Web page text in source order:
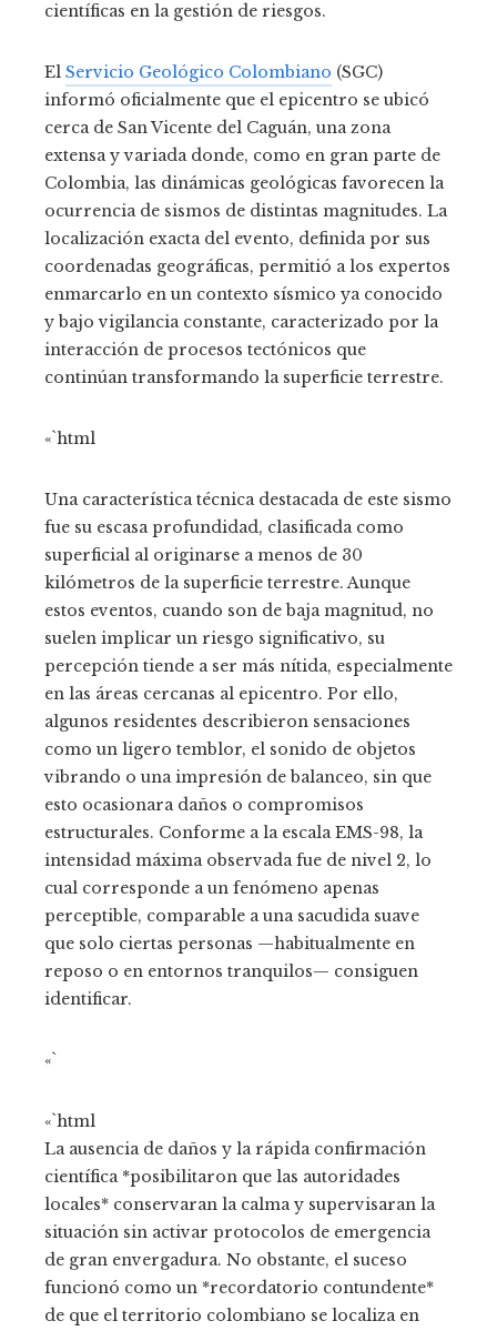
científicas en la gestión de riesgos.
El Servicio Geológico Colombiano (SGC)
informó oficialmente que el epicentro se ubicó
cerca de San Vicente del Caguán, una zona
extensa y variada donde, como en gran parte de
Colombia, las dinámicas geológicas favorecen la
ocurrencia de sismos de distintas magnitudes. La
localización exacta del evento, definida por sus
coordenadas geográficas, permitió a los expertos
enmarcarlo en un contexto sísmico ya conocido
y bajo vigilancia constante, caracterizado por la
interacción de procesos tectónicos que
continúan transformando la superficie terrestre.
«`html
Una característica técnica destacada de este sismo
fue su escasa profundidad, clasificada como
superficial al originarse a menos de 30
kilómetros de la superficie terrestre. Aunque
estos eventos, cuando son de baja magnitud, no
suelen implicar un riesgo significativo, su
percepción tiende a ser más nítida, especialmente
en las áreas cercanas al epicentro. Por ello,
algunos residentes describieron sensaciones
como un ligero temblor, el sonido de objetos
vibrando o una impresión de balanceo, sin que
esto ocasionara daños o compromisos
estructurales. Conforme a la escala EMS-98, la
intensidad máxima observada fue de nivel 2, lo
cual corresponde a un fenómeno apenas
perceptible, comparable a una sacudida suave
que solo ciertas personas —habitualmente en
reposo o en entornos tranquilos— consiguen
identificar.
«`
«`html
La ausencia de daños y la rápida confirmación
científica *posibilitaron que las autoridades
locales* conservaran la calma y supervisaran la
situación sin activar protocolos de emergencia
de gran envergadura. No obstante, el suceso
funcionó como un *recordatorio contundente*
de que el territorio colombiano se localiza en